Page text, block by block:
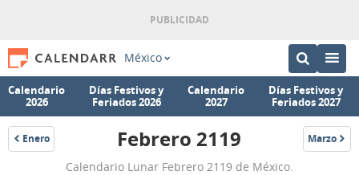
México
Calendario
2026
Días Festivos y
Feriados 2026
Calendario
2027
Días Festivos y
Feriados 2027
Enero
2119
Calendario
Febrero 2119 Marzo
2119
Calendario Lunar Febrero 2119 de México.